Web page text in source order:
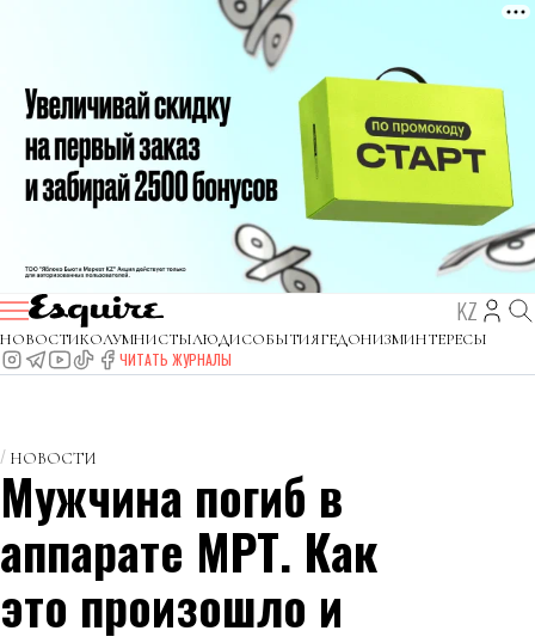
KZ
НОВОСТИКОЛУМНИСТЫЛЮДИСОБЫТИЯГЕДОНИЗМИНТЕРЕСЫ
ЧИТАТЬ ЖУРНАЛЫ
НОВОСТИ
Мужчина погиб в
аппарате МРТ. Как
это произошло и